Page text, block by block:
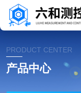
PRODUCT CENTER
产品中心